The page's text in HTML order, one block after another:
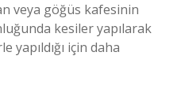
veya göğüs kafesinin
kesiler yapılarak
yapıldığı için daha